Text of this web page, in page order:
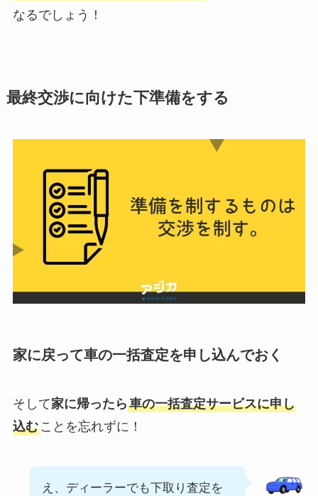
なるでしょう！
最終交渉に向けた下準備をする
家に戻って車の一括査定を申し込んでおく
そして家に帰ったら車の一括査定サービスに申し
込むことを忘れずに！
え、ディーラーでも下取り査定を